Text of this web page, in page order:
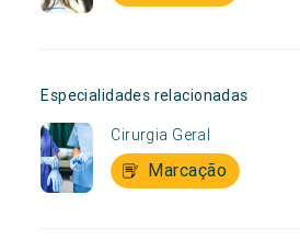
Especialidades relacionadas
Cirurgia Geral
Marcação